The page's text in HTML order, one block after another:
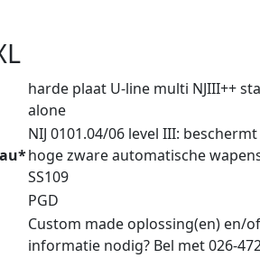
harde plaat U-line multi NJIII++
alone
NIJ 0101.04/06 level III:
hoge zware automatische
SS109
PGD
Custom made oplossing(en) en/
informatie nodig? Bel met 026-